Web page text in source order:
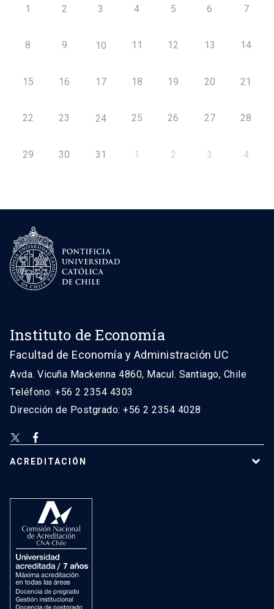
1 2 3 4 5 6 7
8 9 10 11 12 13 14
15 16 17 18 19 20 21
22 23 24 25 26 27 28
29 30 31 1 2 3 4
Instituto de Economía
Facultad de Economía y Administración UC
Avda. Vicuña Mackenna 4860, Macul. Santiago, Chile
Teléfono: +56 2 2354 4303
Dirección de Postgrado: +56 2 2354 4028
ACREDITACIÓN